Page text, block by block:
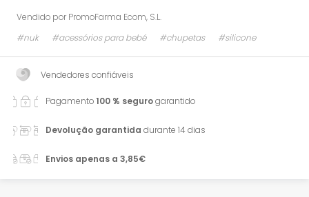
Vendido por PromoFarma Ecom, S.L.
#nuk
#acessórios para bebé #chupetas #silicone
Vendedores confiáveis
Pagamento100 % segurogarantido
Devolução garantida durante 14 dias
Envios apenas a 3,85€